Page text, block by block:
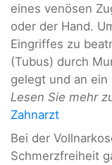
eines venösen
oder der Hand.
Eingriffes zu
(Tubus) durch
gelegt und an ein
Lesen Sie mehr
Zahnarzt
Bei der
Schmerzfreiheit